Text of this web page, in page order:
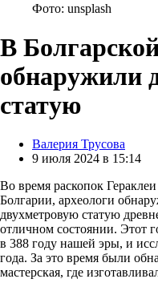
Фото: unsplash
В
обнаружили
статую
Posted
by
Валерия Трусова
9 июля 2024 в 15:14
Во время раскопок
Болгарии, археологи
двухметровую статую
отличном состоянии. Этот
в 388 году нашей эры, и
года. За это время были
мастерская, где